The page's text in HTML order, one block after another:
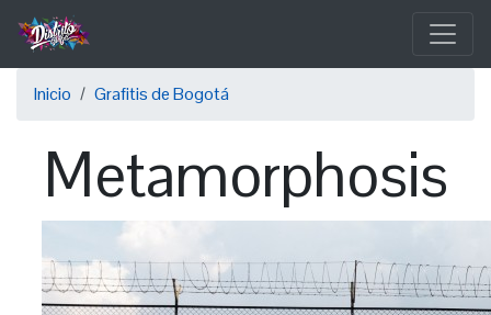
Pasar
contenido
principalSobrescribir
ayuda
Inicio Grafitis de Bogotá
Metamorphosis